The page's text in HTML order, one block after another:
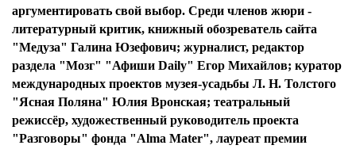
аргументировать свой выбор. Среди членов жюри -
литературный критик, книжный обозреватель сайта
"Медуза" Галина Юзефович; журналист, редактор
раздела "Мозг" "Афиши Daily" Егор Михайлов; куратор
международных проектов музея-усадьбы Л. Н. Толстого
"Ясная Поляна" Юлия Вронская; театральный
режиссёр, художественный руководитель проекта
"Разговоры" фонда "Alma Mater", лауреат премии